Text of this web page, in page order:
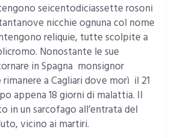
seicentodiciassette rosoni
nicchie ognuna col nome
reliquie, tutte scolpite a
Nonostante le sue
in Spagna monsignor
a Cagliari dove morì il 21
appena 18 giorni di malattia. Il
in un sarcofago all’entrata del
vicino ai martiri.